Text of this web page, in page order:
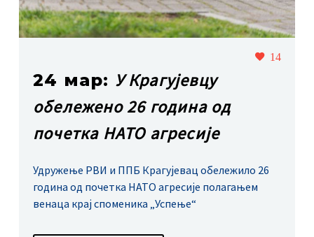
14
24 мар: У Крагујевцу
обележено 26 година од
почетка НАТО агресије
Удружење РВИ и ППБ Крагујевац обележило 26
година од почетка НАТО агресије полагањем
венаца крај споменика „Успење“